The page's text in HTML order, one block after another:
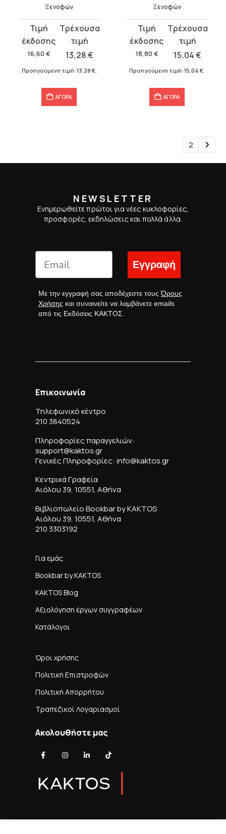
Ξενοφών
16,60 €
Original
price
was:
16,60 €.
13,28€
τρέχουσα
τιμή
είναι:
Προηγούμενη τιμή: 13,28 €.
ΑΓΟΡΑ
Ξενοφών
18,80 €
Original
price
was:
18,80 €.
15,04€
τρέχουσα
τιμή
είναι:
Προηγούμενη τιμή: 15,04 €.
ΑΓΟΡΑ
2
NEWSLETTER
Ενημερωθείτε πρώτοι για νέες κυκλοφορίες,
προσφορές, εκδηλώσεις και πολλά άλλα.
Εγγραφή
Με την εγγραφή σας αποδέχεστε τουςΌρους
Χρήσης και συναινείτε να λαμβάνετε emails
από τις Εκδόσεις ΚΑΚΤΟΣ.
Επικοινωνία
Τηλεφωνικό κέντρο
210 3840524
Πληροφορίες παραγγελιών:
support@kaktos.gr
Γενικές Πληροφορίες: info@kaktos.gr
Κεντρικά Γραφεία
Αιόλου 39, 10551, Αθήνα
Βιβλιοπωλείο Bookbar by KAKTOS
Αιόλου 39, 10551, Αθήνα
210 3303192
Για εμάς
Bookbar by KAKTOS
KAKTOS Blog
Αξιολόγηση έργων συγγραφέων
Κατάλογοι
Όροι χρήσης
Πολιτική Επιστροφών
Πολιτική Απορρήτου
Τραπεζικοί Λογαριασμοί
Ακολουθήστε μας